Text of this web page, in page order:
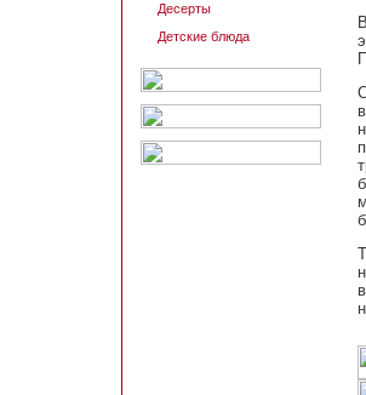
Десерты
Детские блюда